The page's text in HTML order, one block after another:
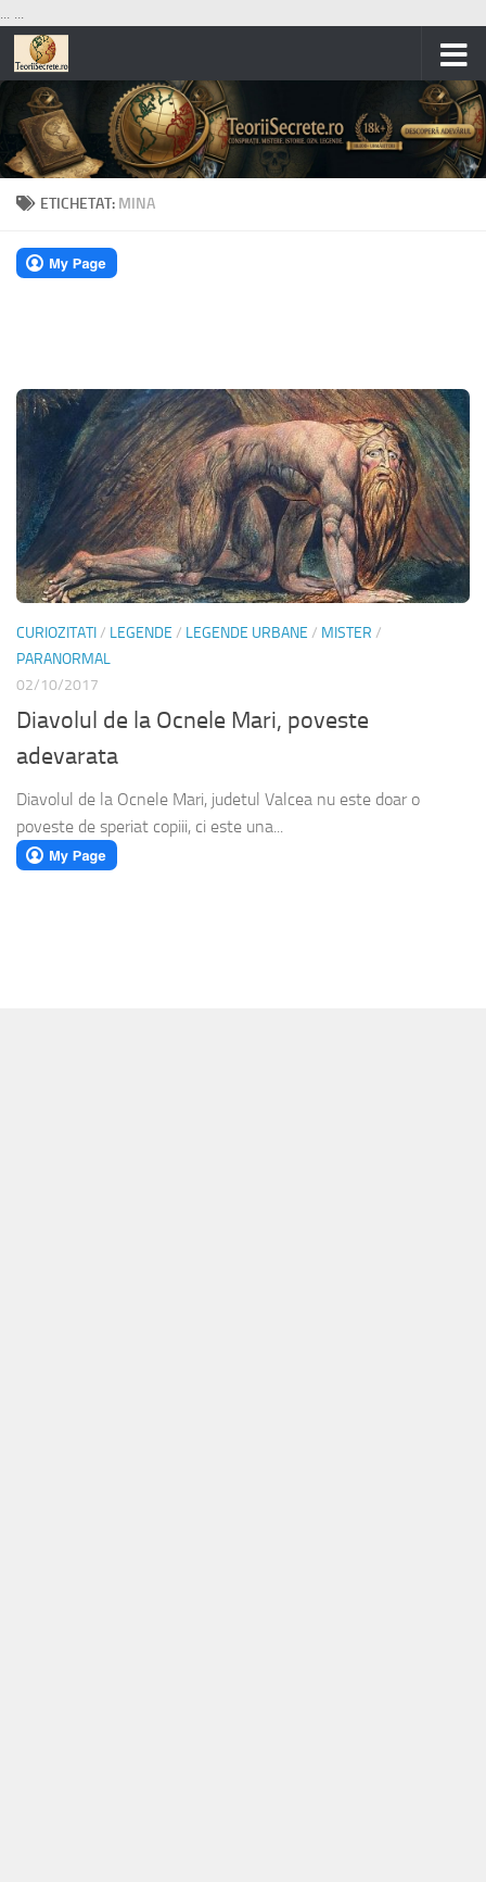
... ...
Skip to content
ETICHETAT: MINA
CURIOZITATI/ LEGENDE / LEGENDE URBANE / MISTER /
PARANORMAL
02/10/2017
Diavolul de la Ocnele Mari, poveste
adevarata
Diavolul de la Ocnele Mari, judetul Valcea nu este doar o
poveste de speriat copiii, ci este una...